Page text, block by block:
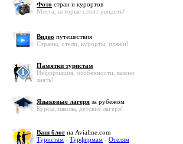
Фото стран и курортов
Места, которые стоит увидеть!
Видео путешествия
Страны, отели, курорты, пляжи!
Памятки туристам
Информация, особенности, важно
знать!
Языковые лагеря за рубежом
Курсы, школы, детские лагеря!
Ваш блог на Avialine.com
Туристам - Турфирмам - Отелям